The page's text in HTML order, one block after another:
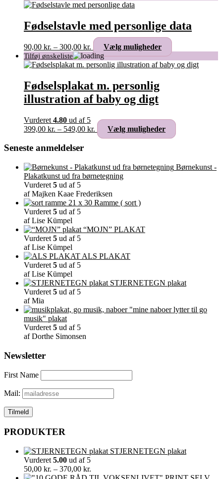
til
varianter.
Mulighederne
varesiden
Fødselstavle med personlige data
90,00 kr. – 300,00 kr. Prisinterval:
90,00 kr.
til
Vælg muligheder
har
på
varesiden
Fødselsplakat m. personlig
illustration af baby og digt
Vurderet 4.80 ud af 5
399,00 kr. – 549,00 kr. Prisinterval:
399,00 kr.
Vælg muligheder
vare
varianter.
Mulighederne
Seneste anmeldelser
Børnekunst -
Plakatkunst ud fra børnetegning
Vurderet 5 ud af 5
af Majken Kaae Frederiksen
Ramme ( sort )
Vurderet 5 ud af 5
af Lise Kümpel
“MOJN” PLAKAT
Vurderet 5 ud af 5
af Lise Kümpel
ALS PLAKAT
Vurderet 5 ud af 5
af Lise Kümpel
STJERNETEGN plakat
Vurderet 5 ud af 5
af Mia
"mine naboer lytter til go
musik" plakat
Vurderet 5 ud af 5
af Dorthe Simonsen
Newsletter
First Name
Mail:
PRODUKTER
STJERNETEGN plakat
Vurderet 5.00 ud af 5
50,00 kr. – 370,00 kr.
50,00 kr.